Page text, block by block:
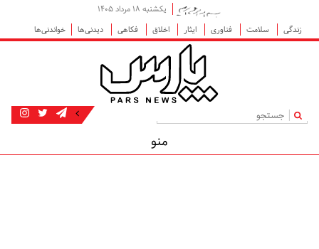
یکشنبه ۱۸ مرداد ۱۴۰۵
زندگی
سلامت فناوری ایثار اخلاق فکاهی دیدنی‌ها خواندنی‌ها
|
منو